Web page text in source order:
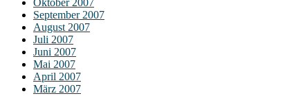
Oktober 2007
September 2007
August 2007
Juli 2007
Juni 2007
Mai 2007
April 2007
März 2007